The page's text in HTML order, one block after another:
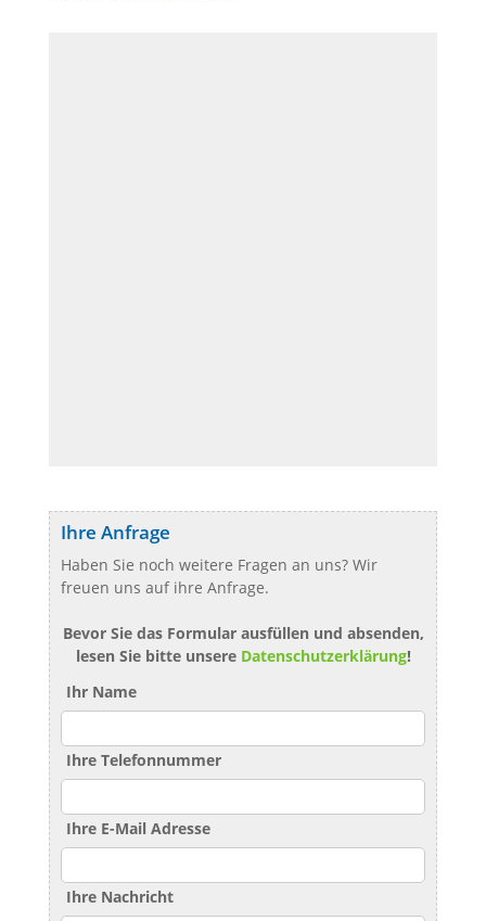
Ihre Anfrage
Haben Sie noch weitere Fragen an uns? Wir
freuen uns auf ihre Anfrage.
Bevor Sie das Formular ausfüllen und absenden,
lesen Sie bitte unsere Datenschutzerklärung!
Ihr Name
Ihre Telefonnummer
Ihre E-Mail Adresse
Ihre Nachricht